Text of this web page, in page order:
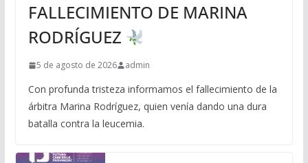
FALLECIMIENTO DE MARINA
RODRÍGUEZ
5 de agosto de 2026 admin
Con profunda tristeza informamos el fallecimiento de la
árbitra Marina Rodríguez, quien venía dando una dura
batalla contra la leucemia.